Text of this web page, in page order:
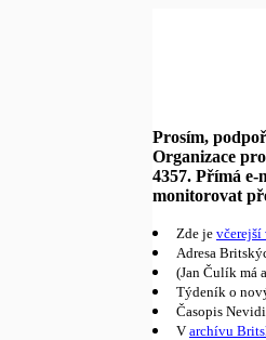
Prosím,
Organizace
4357. Přímá e-
monitorovat
Zde je
Adresa
(Jan Čulík má
Týdeník o
Časopis
V archívu